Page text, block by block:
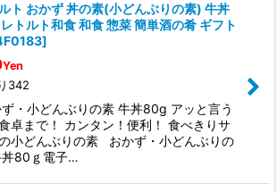
ト おかず 丼の素(小どんぶりの素) 牛丼
トルト和食 和食 惣菜 簡単酒の肴 ギフト
]
Yen
342
・小どんぶりの素 牛丼80g アッと言う
卓まで！ カンタン！便利！ 食べきりサ
小どんぶりの素 おかず・小どんぶりの
丼80ｇ電子…